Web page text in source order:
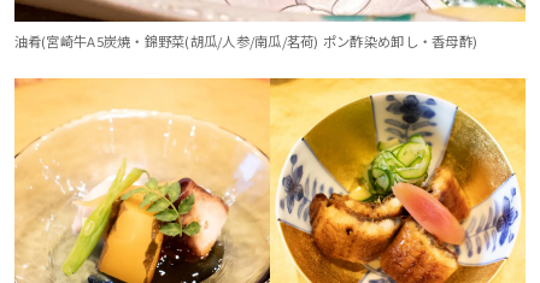
油肴(宮崎牛A5炭焼・錦野菜(胡瓜/人参/南瓜/茗荷) ポン酢染め卸し・香母酢)